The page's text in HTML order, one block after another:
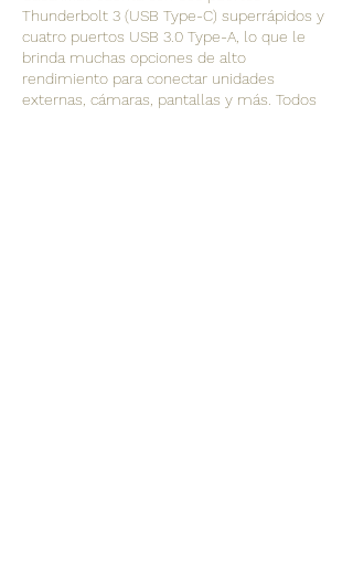
Thunderbolt 3 (USB Type-C) superrápidos y
cuatro puertos USB 3.0 Type-A, lo que le
brinda muchas opciones de alto
rendimiento para conectar unidades
externas, cámaras, pantallas y más. Todos